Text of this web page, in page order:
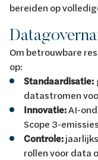
bereiden op
Om betrouwbare
op:
Standaardisatie:
datastromen
Innovatie:AI-
Scope 3-
Controle:
rollen voor data